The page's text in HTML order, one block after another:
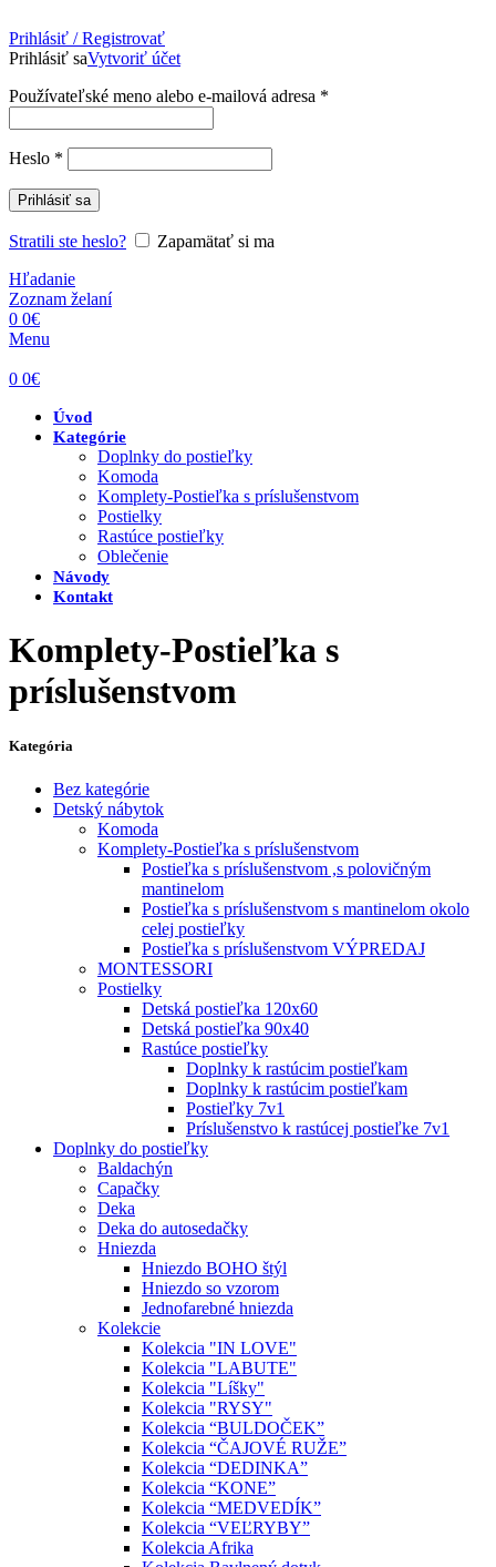
Prihlásiť / Registrovať
Prihlásiť saVytvoriť účet
Používateľské meno alebo e-mailová adresa *
Heslo *
Prihlásiť sa
Stratili ste heslo?
Zapamätať si ma
Hľadanie
Zoznam želaní
0 0€
Menu
0 0€
Úvod
Kategórie
Doplnky do postieľky
Komoda
Komplety-Postieľka s príslušenstvom
Postielky
Rastúce postieľky
Oblečenie
Návody
Kontakt
Komplety-Postieľka s
príslušenstvom
Kategória
Bez kategórie
Detský nábytok
Komoda
Komplety-Postieľka s príslušenstvom
Postieľka s príslušenstvom ,s polovičným
mantinelom
Postieľka s príslušenstvom s mantinelom okolo
celej postieľky
Postieľka s príslušenstvom VÝPREDAJ
MONTESSORI
Postielky
Detská postieľka 120x60
Detská postieľka 90x40
Rastúce postieľky
Doplnky k rastúcim postieľkam
Doplnky k rastúcim postieľkam
Postieľky 7v1
Príslušenstvo k rastúcej postieľke 7v1
Doplnky do postieľky
Baldachýn
Capačky
Deka
Deka do autosedačky
Hniezda
Hniezdo BOHO štýl
Hniezdo so vzorom
Jednofarebné hniezda
Kolekcie
Kolekcia "IN LOVE"
Kolekcia "LABUTE"
Kolekcia "Líšky"
Kolekcia "RYSY"
Kolekcia “BULDOČEK”
Kolekcia “ČAJOVÉ RUŽE”
Kolekcia “DEDINKA”
Kolekcia “KONE”
Kolekcia “MEDVEDÍK”
Kolekcia “VEĽRYBY”
Kolekcia Afrika